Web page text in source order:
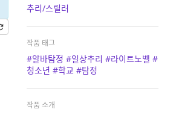
추리/스릴러
작품 태그
#알바탐정 #일상추리 #라이트노벨 #
청소년 #학교 #탐정
작품 소개